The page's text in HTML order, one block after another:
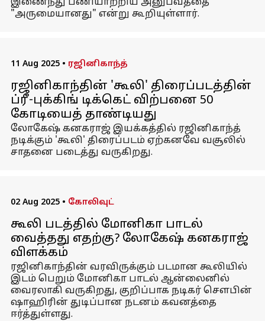
இணைந்து பணியாற்றிய அனுபவத்தை
"அருமையானது" என்று கூறியுள்ளார்.
11 Aug 2025 • ரஜினிகாந்த்
ரஜினிகாந்தின் 'கூலி' திரைப்படத்தின்
ப்ரீ-புக்கிங் டிக்கெட் விற்பனை ₹50
கோடியைத் தாண்டியது
லோகேஷ் கனகராஜ் இயக்கத்தில் ரஜினிகாந்த்
நடிக்கும் 'கூலி' திரைப்படம் ஏற்கனவே வசூலில்
சாதனை படைத்து வருகிறது.
02 Aug 2025 • கோலிவுட்
கூலி படத்தில் மோனிகா பாடல்
வைத்தது எதற்கு? லோகேஷ் கனகராஜ்
விளக்கம்
ரஜினிகாந்தின் வரவிருக்கும் படமான கூலியில்
இடம் பெறும் மோனிகா பாடல் ஆன்லைனில்
வைரலாகி வருகிறது, குறிப்பாக நடிகர் சௌபின்
ஷாஹிரின் துடிப்பான நடனம் கவனத்தை
ஈர்த்துள்ளது.